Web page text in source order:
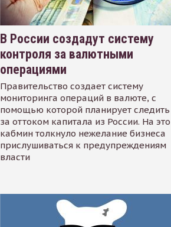
В России создадут систему
контроля за валютными
операциями
Правительство создает систему
мониторинга операций в валюте, с
помощью которой планирует следить
за оттоком капитала из России. На это
кабмин толкнуло нежелание бизнеса
прислушиваться к предупреждениям
власти